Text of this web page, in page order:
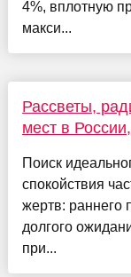
4%, вплотную
макси...
Рассветы,
мест в
Поиск
спокойствия
жертв: раннего
долгого
при...